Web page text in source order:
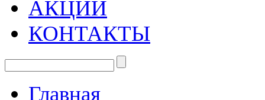
АКЦИИ
КОНТАКТЫ
Главная